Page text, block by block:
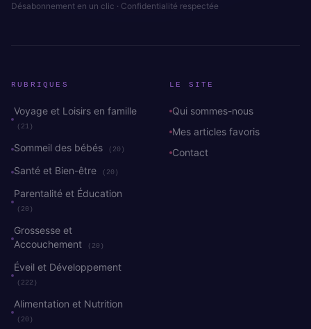
Désabonnement en un clic · Confidentialité respectée
RUBRIQUES
Voyage et Loisirs en famille
(21)
Sommeil des bébés (20)
Santé et Bien-être (20)
Parentalité et Éducation
(20)
Grossesse et
Accouchement
(20)
Éveil et Développement
(222)
Alimentation et Nutrition
(20)
LE SITE
Qui sommes-nous
Mes articles favoris
Contact